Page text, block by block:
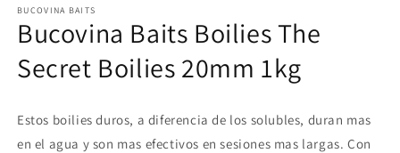
multimedia
1
en
ventana
modal
BUCOVINA BAITS
Bucovina Baits Boilies The
Secret Boilies 20mm 1kg
Estos boilies duros, a diferencia de los solubles, duran mas
en el agua y son mas efectivos en sesiones mas largas. Con